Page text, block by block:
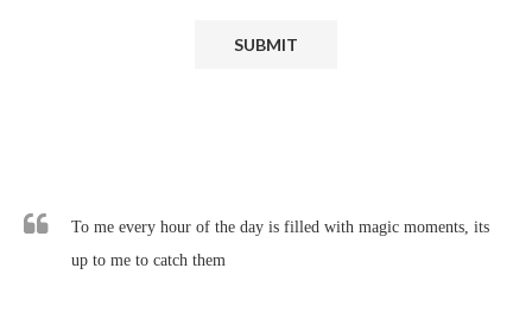
To me every hour of the day is filled with magic moments, its
up to me to catch them